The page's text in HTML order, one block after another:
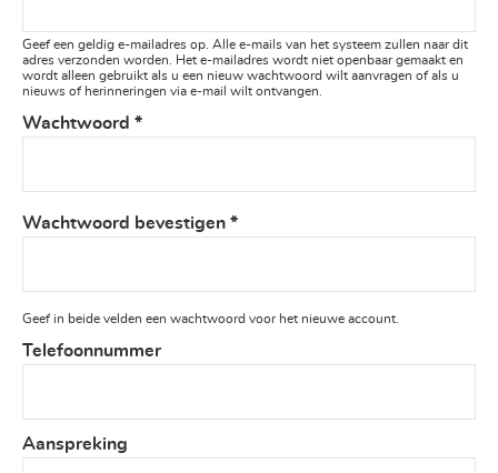
Geef een geldig e-mailadres op. Alle e-mails van het systeem zullen naar dit
adres verzonden worden. Het e-mailadres wordt niet openbaar gemaakt en
wordt alleen gebruikt als u een nieuw wachtwoord wilt aanvragen of als u
nieuws of herinneringen via e-mail wilt ontvangen.
Wachtwoord *
Wachtwoord bevestigen *
Geef in beide velden een wachtwoord voor het nieuwe account.
Telefoonnummer
Aanspreking